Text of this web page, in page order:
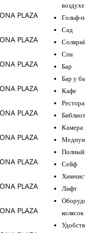
воздухе
Гольф-
Сад
Спа
Бар
Бар у
Кафе
Камера
Полный
Сейф
Лифт
колясок